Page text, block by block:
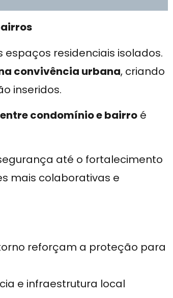
residenciais isolados.
convivência urbana, criando
inseridos.
condomínio e bairro é
até o fortalecimento
mais colaborativas e
reforçam a proteção para
e infraestrutura local